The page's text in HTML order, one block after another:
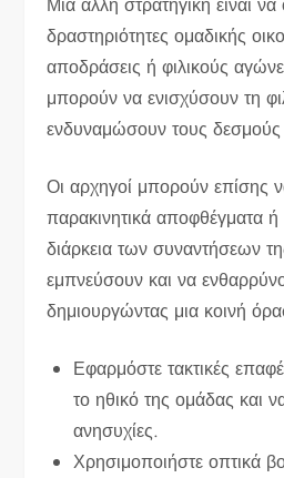
δραστηριότητες ομαδικής
αποδράσεις ή φιλικούς
μπορούν να ενισχύσουν τη
ενδυναμώσουν τους
Οι αρχηγοί μπορούν επίσης
παρακινητικά αποφθέγματα
διάρκεια των συναντήσεων
εμπνεύσουν και να
δημιουργώντας μια κοινή
Εφαρμόστε τακτικές
το ηθικό της ομάδας και
ανησυχίες.
Χρησιμοποιήστε οπτικά